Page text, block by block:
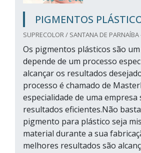
PIGMENTOS
SUPRECOLOR / SANTANA DE PARNAÍBA
Os pigmentos plásticos são
depende de um processo
alcançar os resultados
processo é chamado de
especialidade de uma empresa
resultados eficientes.Não
pigmento para plástico seja
material durante a sua
melhores resultados são